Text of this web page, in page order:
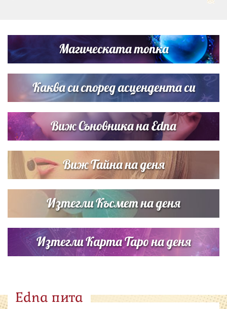
Списъкът е ясен: Джей Ло и Риана във ВИП гостите на
сватбата на Роналдо
Магическата топка
Каква си според асцендента си
Виж Съновника на Edna
Виж Тайна на деня
Изтегли Късмет на деня
Изтегли Карта Таро на деня
Edna пита